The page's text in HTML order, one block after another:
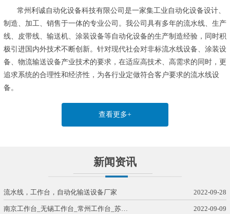
常州利诚自动化设备科技有限公司是一家集工业自动化设备设计、
制造、加工、销售于一体的专业公司。我公司具有多年的流水线、生产
线、皮带线、输送机、涂装设备等自动化设备的生产制造经验，同时积
极引进国内外技术不断创新。针对现代社会对非标流水线设备、涂装设
备、物流输送设备产业技术的要求，在适应高技术、高需求的同时，更
追求系统的合理性和经济性，为各行业定做符合客户要求的流水线设
备。
查看更多+
新闻资讯
流水线，工作台，自动化输送设备厂家 2022-09-28
南京工作台_无锡工作台_常州工作台_苏… 2022-09-09